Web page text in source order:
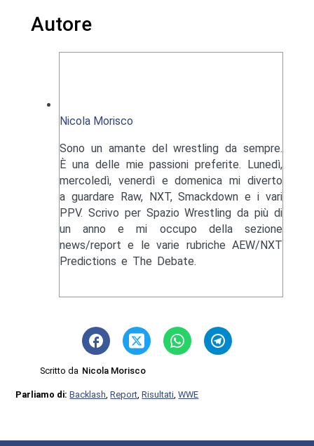
Autore
Nicola Morisco
Sono un amante del wrestling da sempre.
È una delle mie passioni preferite. Lunedì,
mercoledì, venerdì e domenica mi diverto
a guardare Raw, NXT, Smackdown e i vari
PPV. Scrivo per Spazio Wrestling da più di
un anno e mi occupo della sezione
news/report e le varie rubriche AEW/NXT
Predictions e The Debate.
Scritto da Nicola Morisco
Parliamo di:Backlash ,Report ,Risultati ,WWE